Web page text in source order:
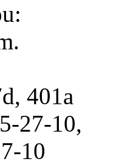
401a
27-10,
10